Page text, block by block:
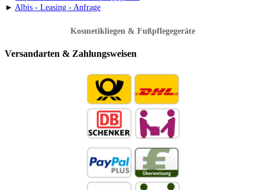
► Albis - Leasing - Anfrage
Kosmetikliegen & Fußpflegegeräte
Versandarten & Zahlungsweisen